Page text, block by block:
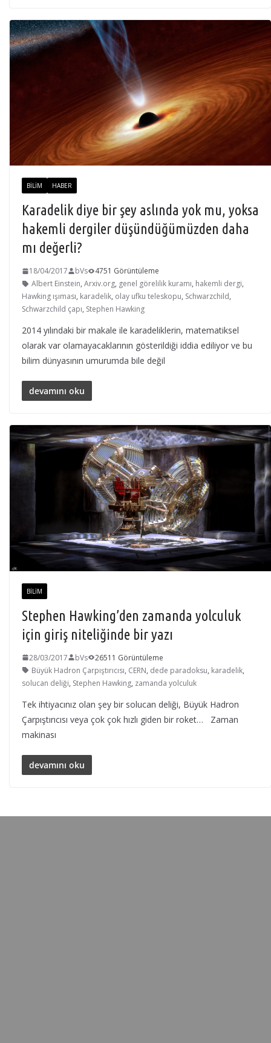
BILIM HABER
Karadelik diye bir şey aslında yok mu, yoksa
hakemli dergiler düşündüğümüzden daha
mı değerli?
18/04/2017 bVs
4751 Görüntüleme
Albert Einstein, Arxiv.org, genel görelilik kuramı, hakemli dergi,
Hawking ışıması, karadelik, olay ufku teleskopu, Schwarzchild,
Schwarzchild çapı, Stephen Hawking
2014 yılındaki bir makale ile karadeliklerin, matematiksel
olarak var olamayacaklarının gösterildiği iddia ediliyor ve bu
bilim dünyasının umurumda bile değil
devamını oku
BILIM
Stephen Hawking’den zamanda yolculuk
için giriş niteliğinde bir yazı
28/03/2017 bVs
26511 Görüntüleme
Büyük Hadron Çarpıştırıcısı, CERN, dede paradoksu, karadelik,
solucan deliği, Stephen Hawking, zamanda yolculuk
Tek ihtiyacınız olan şey bir solucan deliği, Büyük Hadron
Çarpıştırıcısı veya çok çok hızlı giden bir roket… Zaman
makinası
devamını oku